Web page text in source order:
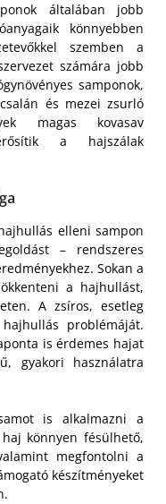
általában jobb
könnyebben
szemben a
számára jobb
samponok,
és mezei zsurló
magas kovasav
a hajszálak
elleni sampon
– rendszeres
Sokan a
a hajhullást,
A zsíros, esetleg
problémáját.
is érdemes hajat
gyakori használatra
is alkalmazni a
könnyen fésülhető,
megfontolni a
készítményeket